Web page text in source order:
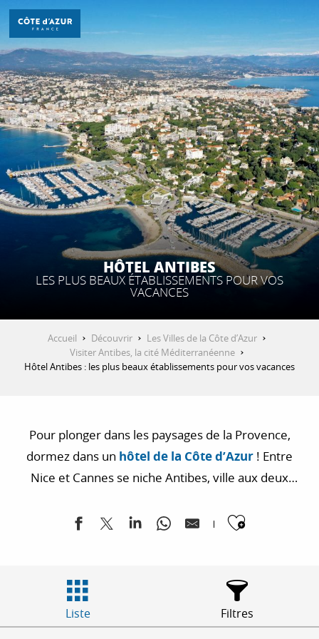
Aller
contenu
principal
DÉCOUVRIR
À FAIRE
SÉJOURNER
HÔTEL ANTIBES
LES PLUS BEAUX ÉTABLISSEMENTS POUR VOS
VACANCES
Accueil Découvrir
Les Villes de la Côte d’Azur
Visiter Antibes, la cité Méditerranéenne
Hôtel Antibes : les plus beaux établissements pour vos vacances
Pour plonger dans les paysages de la Provence,
dormez dans un hôtel de la Côte d’Azur ! Entre
Nice et Cannes se niche Antibes, ville aux deux
Fort Carré qui a inspiré les artistes peintres, et de
culturel ou pour profiter du paysage paradisiaque,
les hôtels d’Antibes sauront répondre à tous vos
besoins pour les vacances !
Liste Filtres